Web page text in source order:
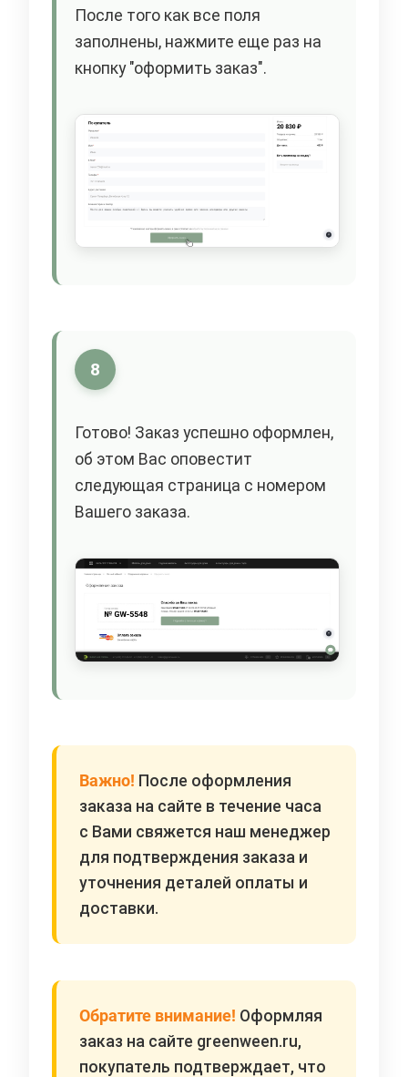
После того как все поля
заполнены, нажмите еще раз на
кнопку "оформить заказ".
8
Готово! Заказ успешно оформлен,
об этом Вас оповестит
следующая страница с номером
Вашего заказа.
Важно! После оформления
заказа на сайте в течение часа
с Вами свяжется наш менеджер
для подтверждения заказа и
уточнения деталей оплаты и
доставки.
Обратите внимание! Оформляя
заказ на сайте greenween.ru,
покупатель подтверждает, что